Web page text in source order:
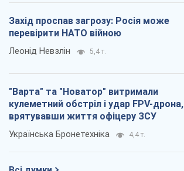
Захід проспав загрозу: Росія може
перевірити НАТО війною
Леонід Невзлін 5,4 т.
"Варта" та "Новатор" витримали
кулеметний обстріл і удар FPV-дрона,
врятувавши життя офіцеру ЗСУ
Українська Бронетехніка 4,4 т.